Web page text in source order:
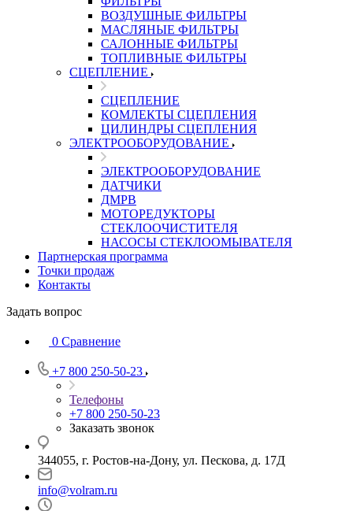
ВОЗДУШНЫЕ ФИЛЬТРЫ
МАСЛЯНЫЕ ФИЛЬТРЫ
САЛОННЫЕ ФИЛЬТРЫ
ТОПЛИВНЫЕ ФИЛЬТРЫ
СЦЕПЛЕНИЕ
СЦЕПЛЕНИЕ
КОМЛЕКТЫ СЦЕПЛЕНИЯ
ЦИЛИНДРЫ СЦЕПЛЕНИЯ
ЭЛЕКТРООБОРУДОВАНИЕ
ЭЛЕКТРООБОРУДОВАНИЕ
ДАТЧИКИ
ДМРВ
МОТОРЕДУКТОРЫ
СТЕКЛООЧИСТИТЕЛЯ
НАСОСЫ СТЕКЛООМЫВАТЕЛЯ
Партнерская программа
Точки продаж
Контакты
Задать вопрос
0 Сравнение
+7 800 250-50-23
Телефоны
+7 800 250-50-23
Заказать звонок
344055, г. Ростов-на-Дону, ул. Пескова, д. 17Д
info@volram.ru